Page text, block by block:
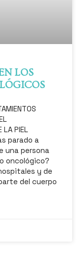
LOS
LA PIEL
parado a
una persona
oncológico?
y de
del cuerpo